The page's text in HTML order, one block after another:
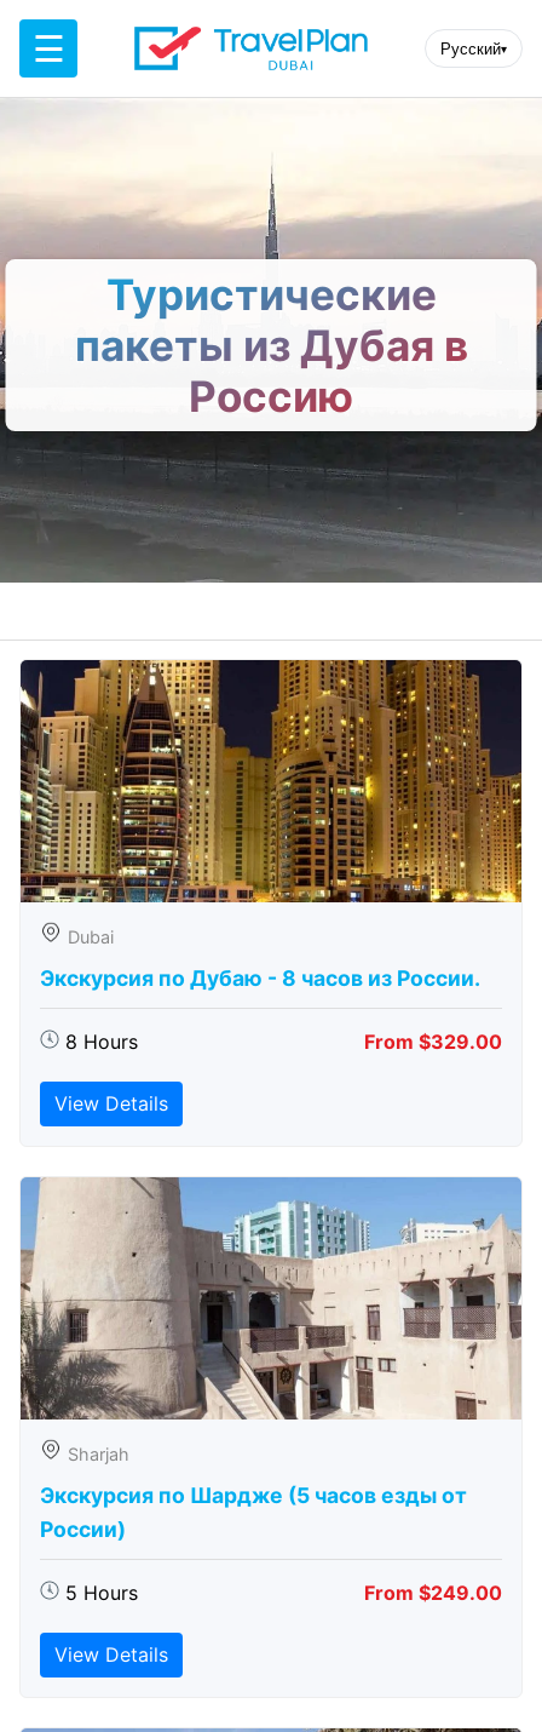
☰ Русский▾
Туристические
пакеты из Дубая в
Россию
Dubai
Экскурсия по Дубаю - 8 часов из России.
8 Hours From $329.00
View Details
Sharjah
Экскурсия по Шардже (5 часов езды от
России)
5 Hours From $249.00
View Details